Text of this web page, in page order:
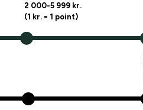
2 000-5 999 kr.
(1 kr. = 1 point)